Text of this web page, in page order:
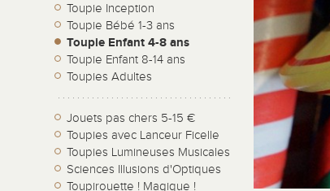
Toupie Inception
Toupie Bébé 1-3 ans
Toupie Enfant 4-8 ans
Toupie Enfant 8-14 ans
Toupies Adultes
Jouets pas chers 5-15 €
Toupies avec Lanceur Ficelle
Toupies Lumineuses Musicales
Sciences Illusions d'Optiques
Toupirouette ! Magique !